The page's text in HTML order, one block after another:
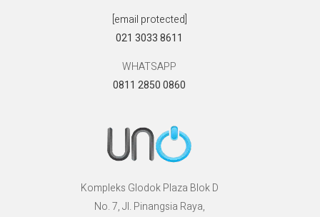
[email protected]
021 3033 8611
WHATSAPP
0811 2850 0860
Kompleks Glodok Plaza Blok D
No. 7, Jl. Pinangsia Raya,